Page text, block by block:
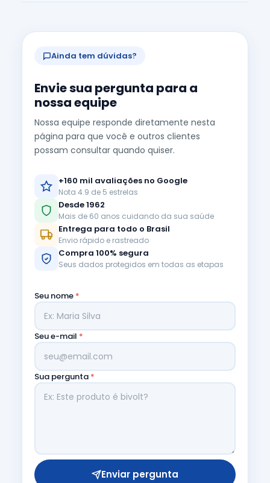
Ainda tem dúvidas?
Envie sua pergunta para a
nossa equipe
Nossa equipe responde diretamente nesta
página para que você e outros clientes
possam consultar quando quiser.
+160 mil avaliações no Google
Nota 4.9 de 5 estrelas
Desde 1962
Mais de 60 anos cuidando da sua saúde
Entrega para todo o Brasil
Envio rápido e rastreado
Compra 100% segura
Seus dados protegidos em todas as etapas
Seu nome *
Seu e-mail *
Sua pergunta *
Enviar pergunta